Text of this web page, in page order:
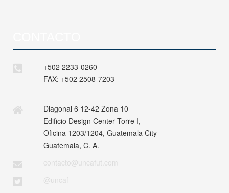
+502 2233-0260
FAX: +502 2508-7203
Diagonal 6 12-42 Zona 10
Edificio Design Center Torre I,
Oficina 1203/1204, Guatemala City
Guatemala, C. A.
contacto@uncafut.com
@uncaf